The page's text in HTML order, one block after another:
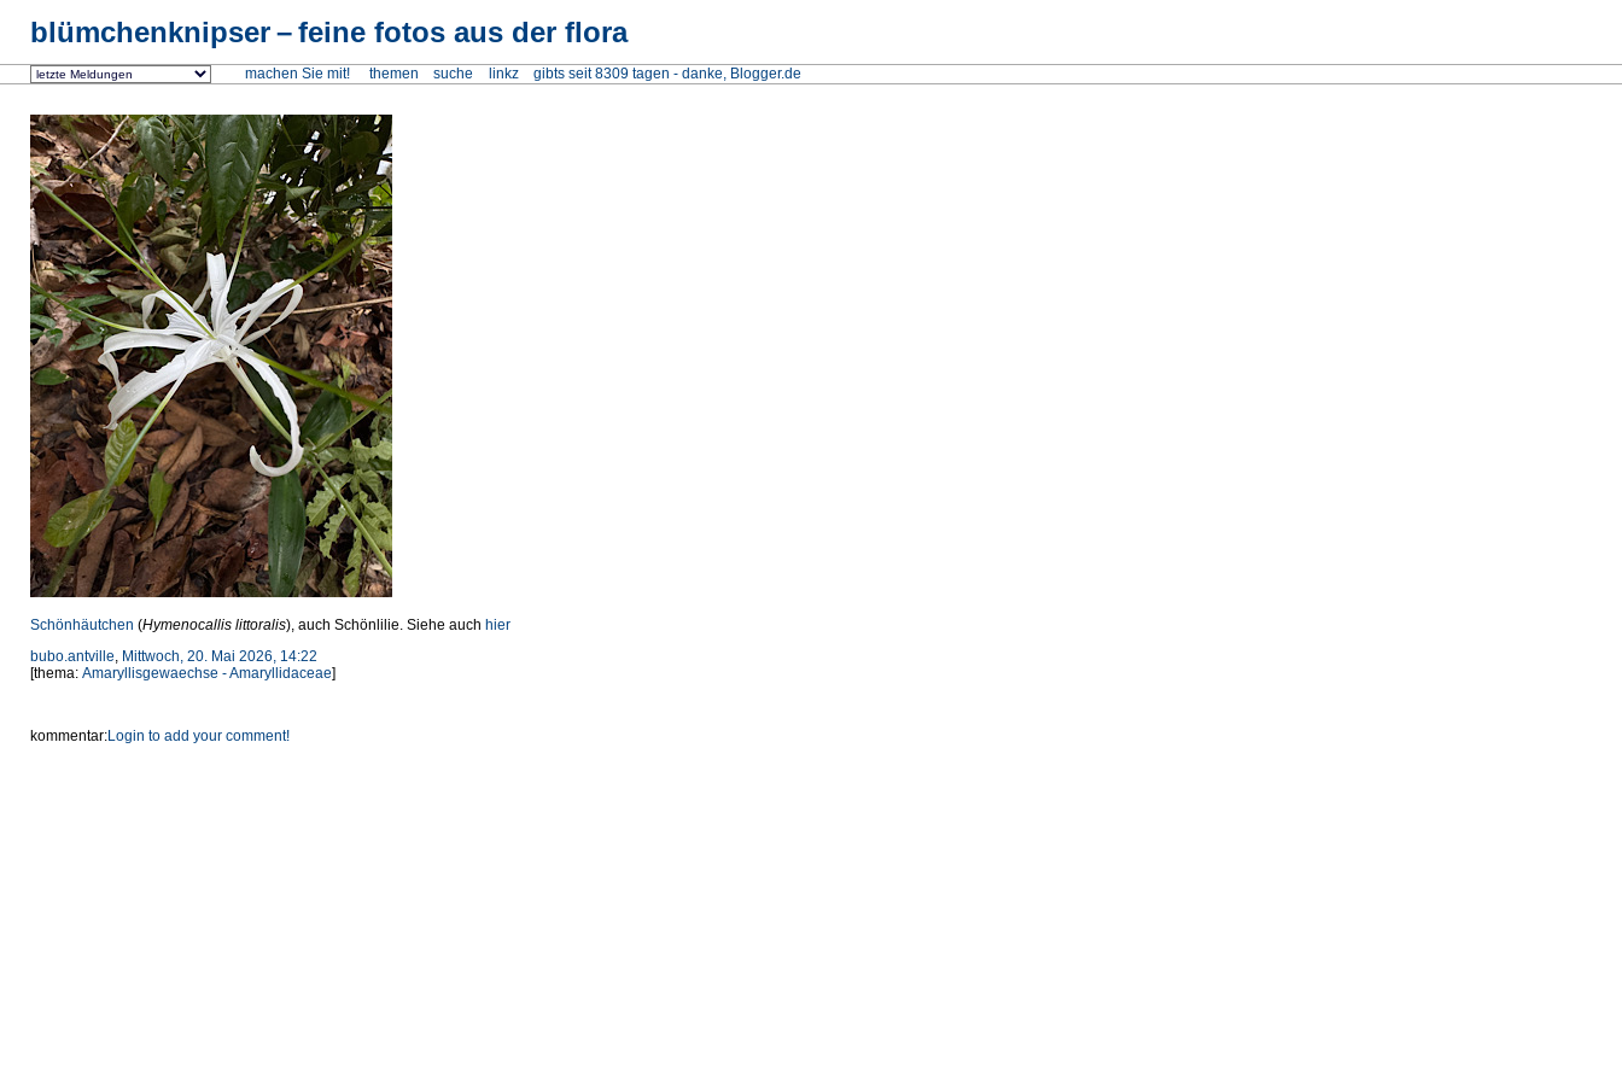
blümchenknipser feine fotos aus der flora
machen Sie mit! themen suche linkz gibts seit 8309 tagen - danke, Blogger.de
Schönhäutchen (Hymenocallis littoralis), auch Schönlilie. Siehe auch hier
bubo.antville, Mittwoch, 20. Mai 2026, 14:22
[thema: Amaryllisgewaechse - Amaryllidaceae]
kommentar:Login to add your comment!